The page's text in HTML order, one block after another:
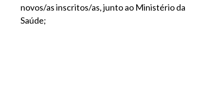
novos/as inscritos/as, junto ao Ministério da
Saúde;